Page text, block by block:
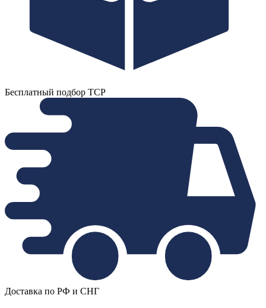
Бесплатный подбор ТСР
Доставка по РФ и СНГ